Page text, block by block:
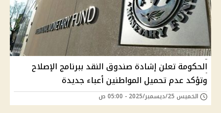
الحكومة تعلن إشادة صندوق النقد ببرنامج الإصلاح
وتؤكد عدم تحميل المواطنين أعباء جديدة
الخميس 25/ديسمبر/2025 - 05:00 ص